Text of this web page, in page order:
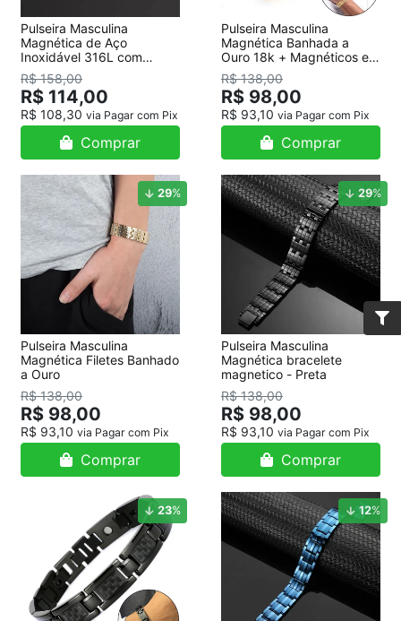
Pulseira Masculina
Magnética de Aço
Inoxidável 316L com
filetes Banhado a Ouro
R$ 158,00
R$ 114,00
R$ 108,30 via Pagar com Pix
Comprar
Pulseira Masculina
Magnética Banhada a
Ouro 18k + Magnéticos e
Germânio na Parte Interna
R$ 138,00
R$ 98,00
R$ 93,10 via Pagar com Pix
Comprar
29%
Pulseira Masculina
Magnética Filetes Banhado
a Ouro
R$ 138,00
R$ 98,00
R$ 93,10 via Pagar com Pix
Comprar
29%
Pulseira Masculina
Magnética bracelete
magnetico - Preta
R$ 138,00
R$ 98,00
R$ 93,10 via Pagar com Pix
Comprar
23% 12%